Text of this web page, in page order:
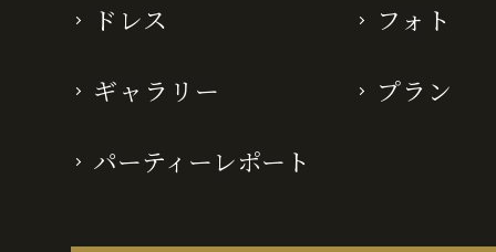
ドレス フォト
ギャラリー プラン
パーティーレポート